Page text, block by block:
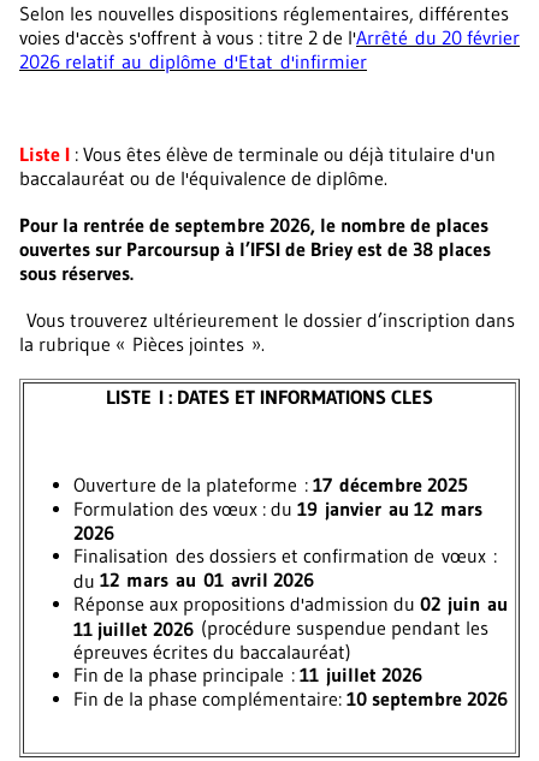
Selon les nouvelles dispositions réglementaires, différentes
voies d'accès s'offrent à vous : titre 2 de l'Arrêté du 20 février
2026 relatif au diplôme d'Etat d'infirmier
Liste I : Vous êtes élève de terminale ou déjà titulaire d'un
baccalauréat ou de l'équivalence de diplôme.
Pour la rentrée de septembre 2026, le nombre de places
ouvertes sur Parcoursup à l’IFSI de Briey est de 38 places
sous réserves.
Vous trouverez ultérieurement le dossier d’inscription dans
la rubrique « Pièces jointes ».
LISTE I : DATES ET INFORMATIONS CLES
Ouverture de la plateforme : 17 décembre 2025
Formulation des vœux : du 19 janvier au 12 mars
2026
Finalisation des dossiers et confirmation de vœux :
du 12 mars au 01 avril 2026
Réponse aux propositions d'admission du 02 juin au
11 juillet 2026 (procédure suspendue pendant les
épreuves écrites du baccalauréat)
Fin de la phase principale : 11 juillet 2026
Fin de la phase complémentaire: 10 septembre 2026